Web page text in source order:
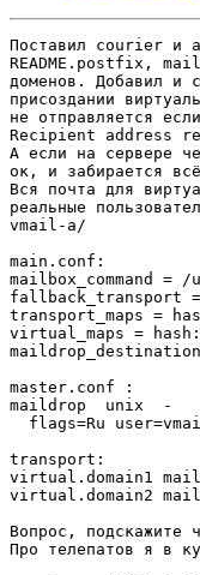
Поставил courier и
README.postfix,
доменов. Добавил и
присоздании
не отправляется
Recipient address
А если на сервере
ок, и забирается
Вся почта для
реальные
vmail-a/
main.conf:
mailbox_command =
fallback_transport
transport_maps =
virtual_maps =
master.conf :
maildrop  unix
flags=Ru
transport:
virtual.domain1	maildrop:
virtual.domain2	maildrop:
Вопрос, подскажите
Про телепатов я в